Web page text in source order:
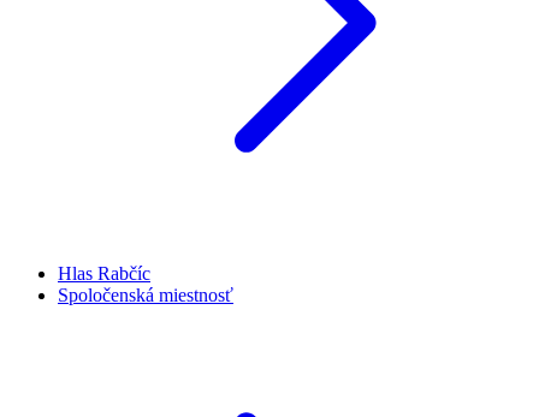
Hlas Rabčíc
Spoločenská miestnosť